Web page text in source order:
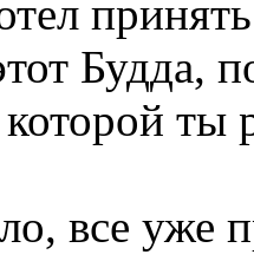
Будда,
ты
все уже